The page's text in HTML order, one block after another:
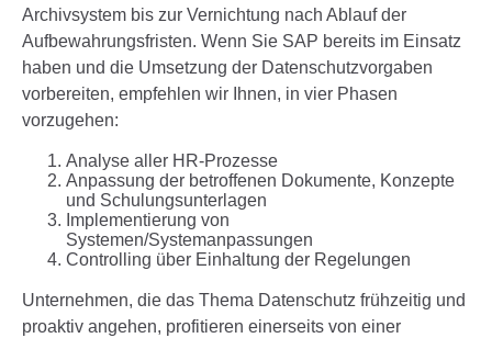
Archivsystem bis zur Vernichtung nach Ablauf der
Aufbewahrungsfristen. Wenn Sie SAP bereits im Einsatz
haben und die Umsetzung der Datenschutzvorgaben
vorbereiten, empfehlen wir Ihnen, in vier Phasen
vorzugehen:
Analyse aller HR-Prozesse
Anpassung der betroffenen Dokumente, Konzepte
und Schulungsunterlagen
Implementierung von
Systemen/Systemanpassungen
Controlling über Einhaltung der Regelungen
Unternehmen, die das Thema Datenschutz frühzeitig und
proaktiv angehen, profitieren einerseits von einer